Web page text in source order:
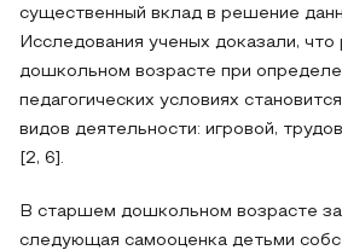
существенный вклад в решение
Исследования ученых доказали, что
дошкольном возрасте при
педагогических условиях
видов деятельности: игровой,
[2, 6].
В старшем дошкольном возрасте
следующая самооценка детьми